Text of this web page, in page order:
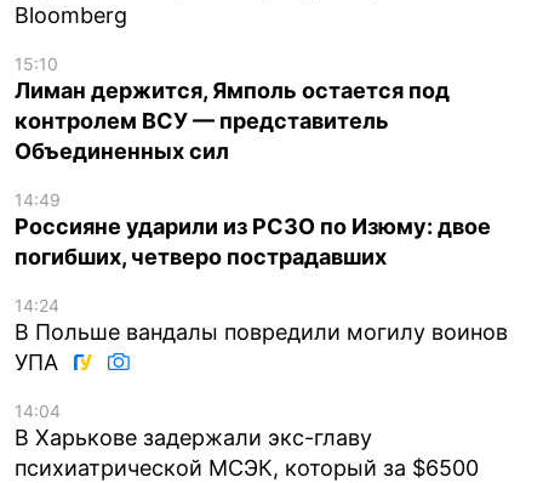
Bloomberg
15:10
Лиман держится, Ямполь остается под
контролем ВСУ — представитель
Объединенных сил
14:49
Россияне ударили из РСЗО по Изюму: двое
погибших, четверо пострадавших
14:24
В Польше вандалы повредили могилу воинов
УПА
14:04
В Харькове задержали экс-главу
психиатрической МСЭК, который за $6500